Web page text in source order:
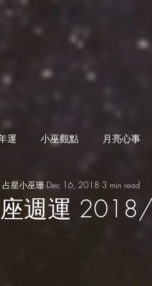
運 小巫觀點 月亮心事
遊走在藝術 四季心境 星
週運
占星小巫珊 Dec 16, 2018 3 min read